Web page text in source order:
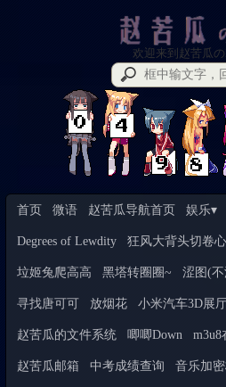
欢迎来到赵苦瓜
首页 微语 赵苦瓜导航首页 娱乐▾
Degrees of Lewdity 狂风大背头切卷
垃姬兔爬高高 黑塔转圈圈~ 涩图(
寻找唐可可 放烟花 小米汽车3D展
赵苦瓜的文件系统 唧唧Down m3u8
赵苦瓜邮箱 中考成绩查询 音乐加